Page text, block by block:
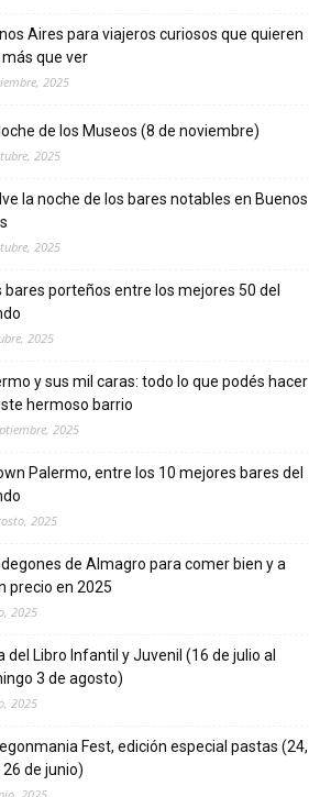
Aires para viajeros curiosos que quieren
que ver
2025
de los Museos (8 de noviembre)
2025
la noche de los bares notables en Buenos
2025
bares porteños entre los mejores 50 del
2025
y sus mil caras: todo lo que podés hacer
hermoso barrio
2025
Palermo, entre los 10 mejores bares del
2025
de Almagro para comer bien y a
precio en 2025
2025
del Libro Infantil y Juvenil (16 de julio al
3 de agosto)
2025
Fest, edición especial pastas (24,
26 de junio)